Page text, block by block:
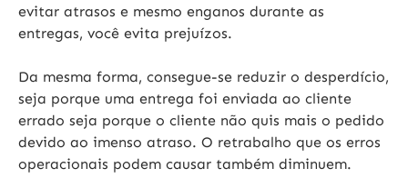
evitar atrasos e mesmo enganos durante as
entregas, você evita prejuízos.
Da mesma forma, consegue-se reduzir o desperdício,
seja porque uma entrega foi enviada ao cliente
errado seja porque o cliente não quis mais o pedido
devido ao imenso atraso. O retrabalho que os erros
operacionais podem causar também diminuem.